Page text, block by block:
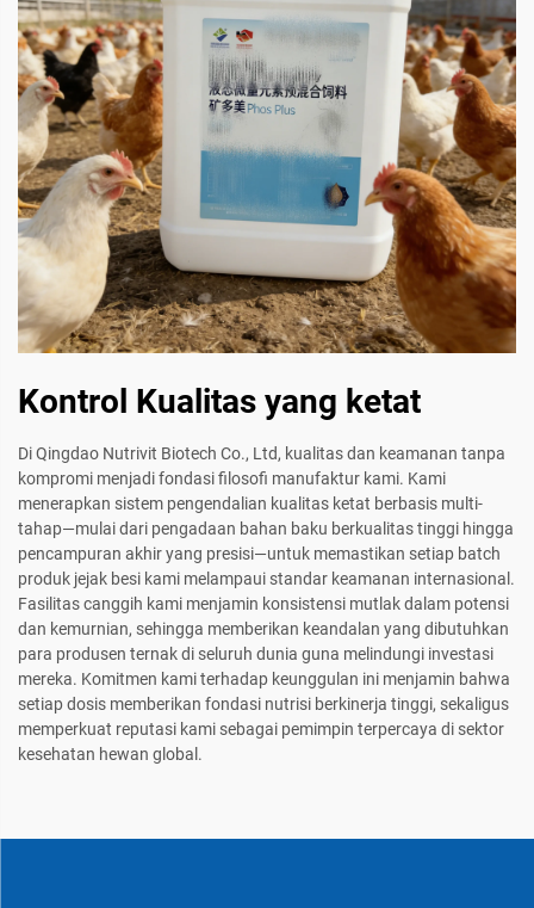
Kontrol Kualitas yang ketat
Di Qingdao Nutrivit Biotech Co., Ltd, kualitas dan keamanan tanpa
kompromi menjadi fondasi filosofi manufaktur kami. Kami
menerapkan sistem pengendalian kualitas ketat berbasis multi-
tahap—mulai dari pengadaan bahan baku berkualitas tinggi hingga
pencampuran akhir yang presisi—untuk memastikan setiap batch
produk jejak besi kami melampaui standar keamanan internasional.
Fasilitas canggih kami menjamin konsistensi mutlak dalam potensi
dan kemurnian, sehingga memberikan keandalan yang dibutuhkan
para produsen ternak di seluruh dunia guna melindungi investasi
mereka. Komitmen kami terhadap keunggulan ini menjamin bahwa
setiap dosis memberikan fondasi nutrisi berkinerja tinggi, sekaligus
memperkuat reputasi kami sebagai pemimpin terpercaya di sektor
kesehatan hewan global.